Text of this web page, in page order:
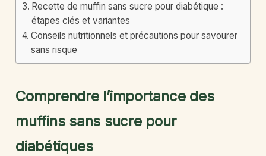
Recette de muffin sans sucre pour diabétique :
étapes clés et variantes
Conseils nutritionnels et précautions pour savourer
sans risque
Comprendre l’importance des
muffins sans sucre pour
diabétiques